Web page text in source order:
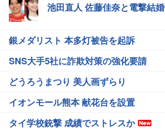
池田直人 佐藤佳奈と電撃結婚
銀メダリスト 本多灯被告を起訴
SNS大手5社に詐欺対策の強化要請
どうろうまつり 美人画ずらり
イオンモール熊本 献花台を設置
タイ学校銃撃 成績でストレスか